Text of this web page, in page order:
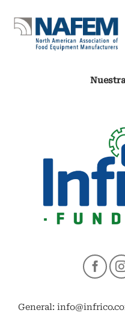
General: